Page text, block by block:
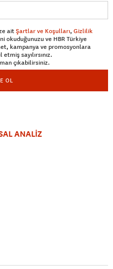
aitŞartlar ve Koşulları, Gizlilik
okuduğunuzu ve HBR Türkiye
kampanya ve promosyonlara
sayılırsınız.
çıkabilirsiniz.
OL
ANALİZ